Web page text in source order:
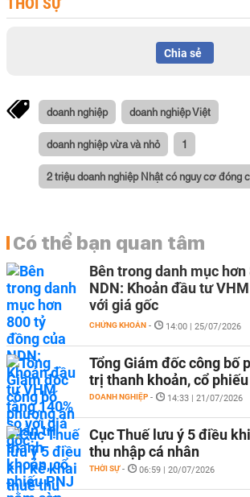
Chia sẻ
doanh nghiệp doanh nghiệp Việt
doanh nghiệp vừa và nhỏ 1
2 triệu doanh nghiệp Nhật có nguy cơ đóng
Có thể bạn quan tâm
Bên trong danh mục
NDN: Khoản đầu tư
với giá gốc
CHỨNG KHOÁN - 14:00 | 25/07/2026
Tổng Giám đốc công bố
trị thanh khoản, cổ
DOANH NGHIỆP - 14:33 | 21/07/2026
Cục Thuế lưu ý 5 điều
thu nhập cá nhân
THỜI SỰ - 06:59 | 20/07/2026